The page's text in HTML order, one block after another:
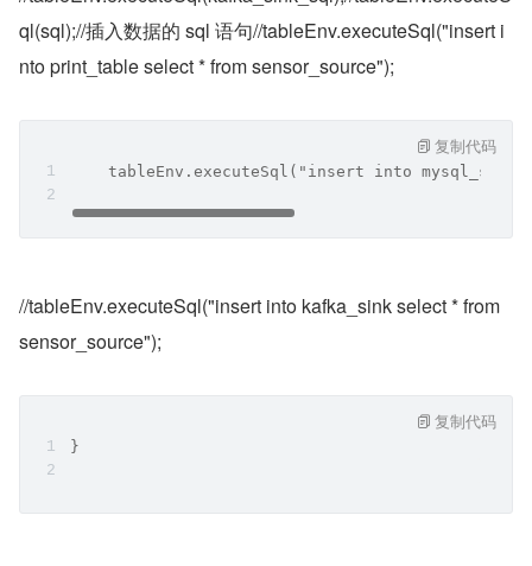
ql(sql);//插入数据的 sql 语句//tableEnv.executeSql("insert i
nto print_table select * from sensor_source");
tableEnv.executeSql("insert into mysql_sink
复制代码
//tableEnv.executeSql("insert into kafka_sink select * from
sensor_source");
}
复制代码